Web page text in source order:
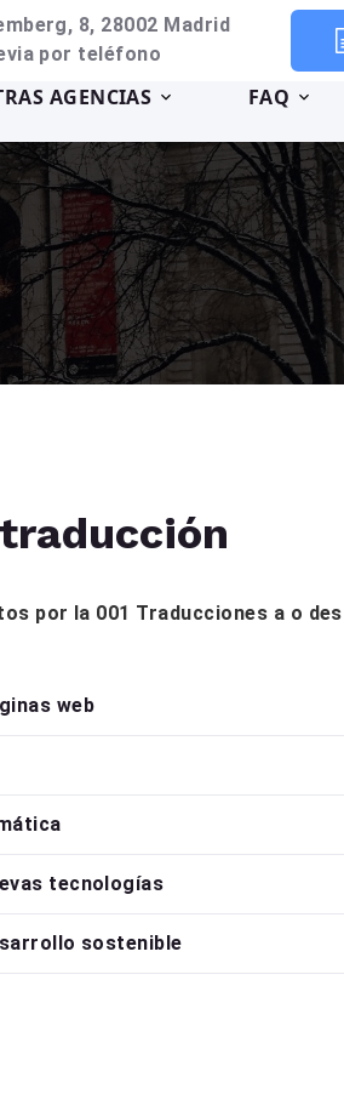
8, 28002 Madrid
por teléfono
AGENCIAS FAQ
por la 001 Traducciones a o
web
tecnologías
sostenible